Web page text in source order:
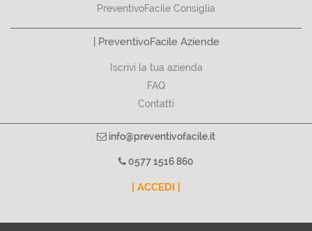
PreventivoFacile Consiglia
| PreventivoFacile Aziende
Iscrivi la tua azienda
FAQ
Contatti
info@preventivofacile.it
0577 1516 860
| ACCEDI |